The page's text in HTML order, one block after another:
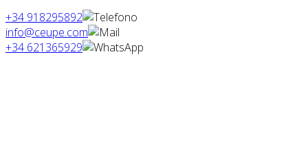
+34 918295892
info@ceupe.com
+34 621365929